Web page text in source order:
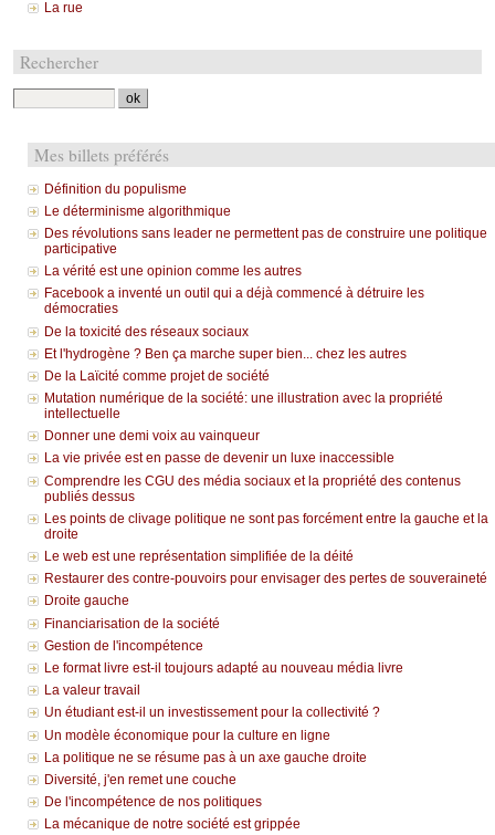
La rue
Rechercher
Mes billets préférés
Définition du populisme
Le déterminisme algorithmique
Des révolutions sans leader ne permettent pas de construire une politique
participative
La vérité est une opinion comme les autres
Facebook a inventé un outil qui a déjà commencé à détruire les
démocraties
De la toxicité des réseaux sociaux
Et l'hydrogène ? Ben ça marche super bien... chez les autres
De la Laïcité comme projet de société
Mutation numérique de la société: une illustration avec la propriété
intellectuelle
Donner une demi voix au vainqueur
La vie privée est en passe de devenir un luxe inaccessible
Comprendre les CGU des média sociaux et la propriété des contenus
publiés dessus
Les points de clivage politique ne sont pas forcément entre la gauche et la
droite
Le web est une représentation simplifiée de la déité
Restaurer des contre-pouvoirs pour envisager des pertes de souveraineté
Droite gauche
Financiarisation de la société
Gestion de l'incompétence
Le format livre est-il toujours adapté au nouveau média livre
La valeur travail
Un étudiant est-il un investissement pour la collectivité ?
Un modèle économique pour la culture en ligne
La politique ne se résume pas à un axe gauche droite
Diversité, j'en remet une couche
De l'incompétence de nos politiques
La mécanique de notre société est grippée